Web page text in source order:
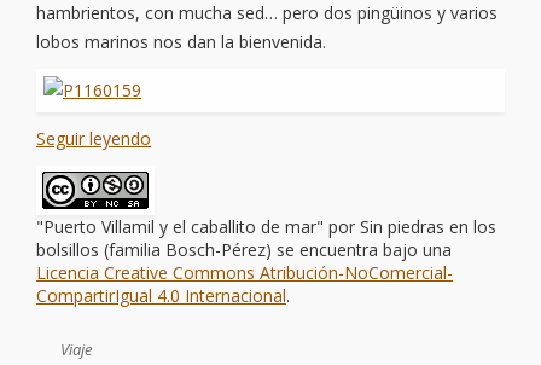
hambrientos, con mucha sed… pero dos pingüinos y varios
lobos marinos nos dan la bienvenida.
Seguir leyendo
"Puerto Villamil y el caballito de mar" por Sin piedras en los
bolsillos (familia Bosch-Pérez) se encuentra bajo una
Licencia Creative Commons Atribución-NoComercial-
CompartirIgual 4.0 Internacional.
Viaje